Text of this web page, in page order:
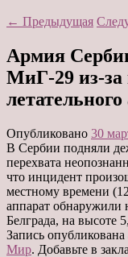
← Предыдущая
Армия
МиГ-29 из-за
Опубликовано 30
В Сербии подняли
перехвата
что инцидент
местному времени
аппарат обнаружили
Белграда, на высоте
Запись
Мир. Добавьте в